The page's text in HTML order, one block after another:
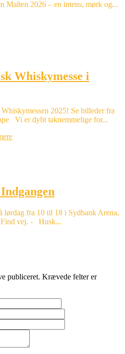
Malten 2026 – en intens, mørk og...
Whiskymesse i
2025! Se billeder fra
Vi er dybt taknemmelige for...
lørdag fra 10 til 18 i Sydbank Arena,
vej. - Husk...
publiceret. Krævede felter er